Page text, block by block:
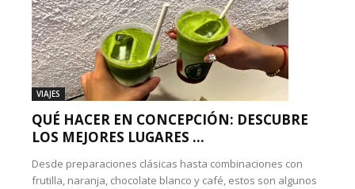
VIAJES
QUÉ HACER EN CONCEPCIÓN: DESCUBRE
LOS MEJORES LUGARES ...
Desde preparaciones clásicas hasta combinaciones con
frutilla, naranja, chocolate blanco y café, estos son algunos